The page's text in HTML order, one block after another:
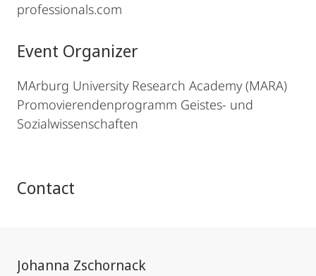
professionals.com
Event Organizer
MArburg University Research Academy (MARA)
Promovierendenprogramm Geistes- und
Sozialwissenschaften
Contact
Johanna Zschornack